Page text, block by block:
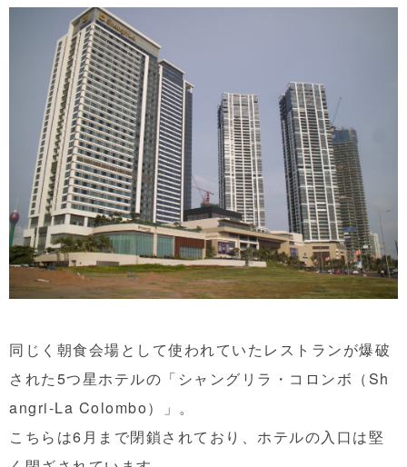
同じく朝食会場として使われていたレストランが爆破
された5つ星ホテルの「シャングリラ・コロンボ（Sh
angri-La Colombo）」。
こちらは6月まで閉鎖されており、ホテルの入口は堅